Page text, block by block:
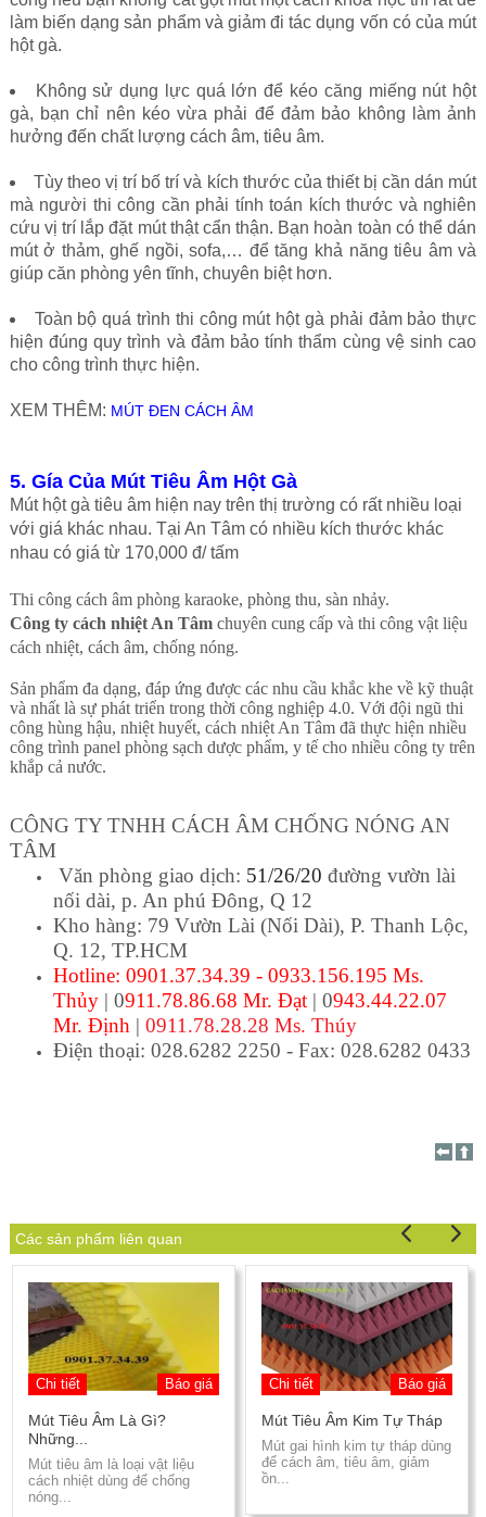
làm biến dạng sản phẩm và giảm đi tác dụng vốn có của mút
hột gà.
Không sử dụng lực quá lớn để kéo căng miếng nút hột
gà, bạn chỉ nên kéo vừa phải để đảm bảo không làm ảnh
hưởng đến chất lượng cách âm, tiêu âm.
Tùy theo vị trí bố trí và kích thước của thiết bị cần dán mút
mà người thi công cần phải tính toán kích thước và nghiên
cứu vị trí lắp đặt mút thật cẩn thận. Bạn hoàn toàn có thể dán
mút ở thảm, ghế ngồi, sofa,… để tăng khả năng tiêu âm và
giúp căn phòng yên tĩnh, chuyên biệt hơn.
Toàn bộ quá trình thi công mút hột gà phải đảm bảo thực
hiện đúng quy trình và đảm bảo tính thẩm cùng vệ sinh cao
cho công trình thực hiện.
XEM THÊM: MÚT ĐEN CÁCH ÂM
5. Gía Của Mút Tiêu Âm Hột Gà
Mút hột gà tiêu âm hiện nay trên thị trường có rất nhiều loại
với giá khác nhau. Tại An Tâm có nhiều kích thước khác
nhau có giá từ 170,000 đ/ tấm
Thi công cách âm phòng karaoke, phòng thu, sàn nhảy.
Công ty cách nhiệt An Tâmchuyên cung cấp và thi công vật liệu
cách nhiệt, cách âm, chống nóng.
Sản phẩm đa dạng, đáp ứng được các nhu cầu khắc khe về kỹ thuật
và nhất là sự phát triển trong thời công nghiệp 4.0. Với đội ngũ thi
công hùng hậu, nhiệt huyết, cách nhiệt An Tâm đã thực hiện nhiều
công trình panel phòng sạch dược phẩm, y tế cho nhiều công ty trên
khắp cả nước.
CÔNG TY TNHH CÁCH ÂM CHỐNG NÓNG AN
TÂM
Văn phòng giao dịch: 51/26/20 đường vườn lài
nối dài, p. An phú Đông, Q 12
Kho hàng: 79 Vườn Lài (Nối Dài), P. Thanh Lộc,
Q. 12, TP.HCM
Hotline: 0901.37.34.39 - 0933.156.195 Ms.
Thủy| 0911.78.86.68 Mr. Đạt| 0943.44.22.07
Mr. Định | 0911.78.28.28 Ms. Thúy
Điện thoại: 028.6282 2250 - Fax: 028.6282 0433
Các sản phẩm liên quan
Chi tiết Báo giá
Mút Tiêu Âm Là Gì?
Những...
Mút tiêu âm là loại vật liệu
cách nhiệt dùng để chống
nóng...
Chi tiết Báo giá
Mút Tiêu Âm Kim Tự Tháp
Mút gai hình kim tự tháp dùng
để cách âm, tiêu âm, giảm
ồn...